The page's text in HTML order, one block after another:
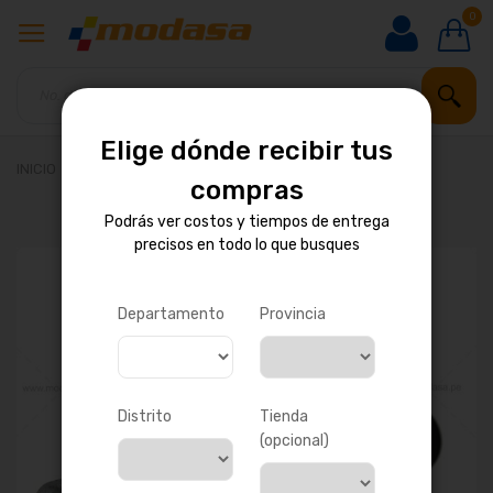
0
CILINDRO MAESTRO DE EMBRAGUE
Elige dónde recibir tus
compras
Podrás ver costos y tiempos de entrega
precisos en todo lo que busques
Departamento Provincia
Distrito
Tienda
(opcional)